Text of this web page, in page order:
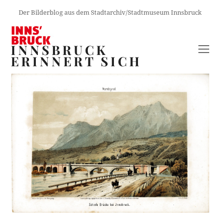
Der Bilderblog aus dem Stadtarchiv/Stadtmuseum Innsbruck
INNSBRUCK
ERINNERT SICH